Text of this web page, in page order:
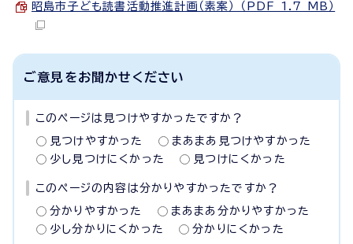
昭島市子ども読書活動推進計画（素案） （PDF 1.7 MB）
ご意見をお聞かせください
このページは見つけやすかったですか？
見つけやすかった
まあまあ見つけやすかった
少し見つけにくかった
見つけにくかった
このページの内容は分かりやすかったですか？
分かりやすかった
まあまあ分かりやすかった
少し分かりにくかった
分かりにくかった